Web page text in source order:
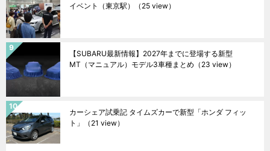
イベント（東京駅）
（25 view）
【SUBARU最新情報】2027年までに登場する新型
MT（マニュアル）モデル3車種まとめ （23 view）
カーシェア試乗記 タイムズカーで新型「ホンダ フィッ
ト」
（21 view）